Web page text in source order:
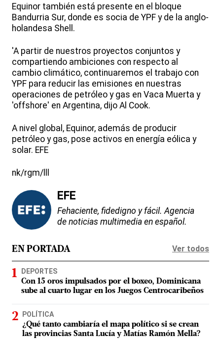
Equinor también está presente en el bloque
Bandurria Sur, donde es socia de YPF y de la anglo-
holandesa Shell.
'A partir de nuestros proyectos conjuntos y
compartiendo ambiciones con respecto al
cambio climático, continuaremos el trabajo con
YPF para reducir las emisiones en nuestras
operaciones de petróleo y gas en Vaca Muerta y
'offshore' en Argentina, dijo Al Cook.
A nivel global, Equinor, además de producir
petróleo y gas, pose activos en energía eólica y
solar. EFE
nk/rgm/lll
EFE
Fehaciente, fidedigno y fácil. Agencia
de noticias multimedia en español.
EN PORTADA Ver todos
DEPORTES
Con 15 oros impulsados por el boxeo, Dominicana
sube al cuarto lugar en los Juegos Centrocaribeños
POLÍTICA
¿Qué tanto cambiaría el mapa político si se crean
las provincias Santa Lucía y Matías Ramón Mella?